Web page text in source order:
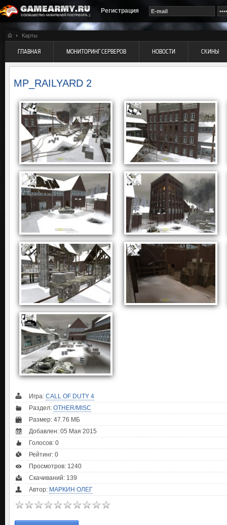
Регистрация
Карты
ГЛАВНАЯ МОНИТОРИНГ СЕРВЕРОВ НОВОСТИ СКИНЫ
MP_RAILYARD 2
Игра: CALL OF DUTY 4
Раздел: OTHER/MISC
Размер: 47.76 МБ
Добавлен: 05 Мая 2015
Голосов: 0
Рейтинг: 0
Просмотров: 1240
Скачиваний: 139
Автор: МАРКИН ОЛЕГ